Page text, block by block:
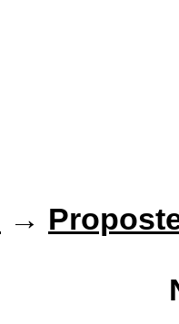
→